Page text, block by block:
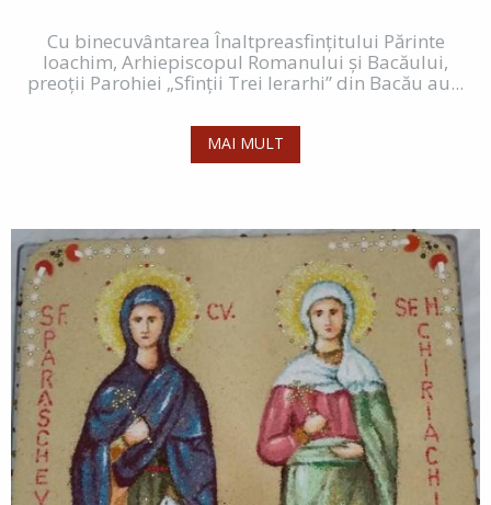
Cu binecuvântarea Înaltpreasfinţitului Părinte
Ioachim, Arhiepiscopul Romanului şi Bacăului,
preoţii Parohiei „Sfinţii Trei Ierarhi” din Bacău au...
MAI MULT